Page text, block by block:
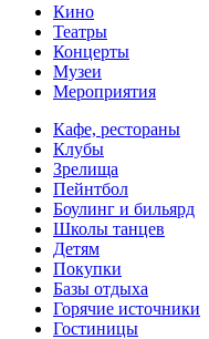
Кино
Театры
Концерты
Музеи
Мероприятия
Кафе, рестораны
Клубы
Зрелища
Пейнтбол
Боулинг и бильярд
Школы танцев
Детям
Покупки
Базы отдыха
Горячие источники
Гостиницы